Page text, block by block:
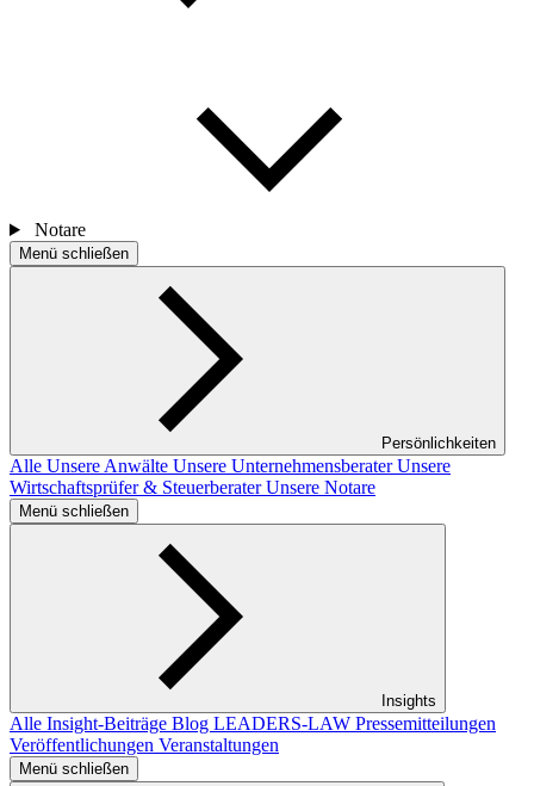
Notare
Menü schließen
Persönlichkeiten
Alle Unsere Anwälte Unsere UnternehmensberaterUnsere
Wirtschaftsprüfer & SteuerberaterUnsere Notare
Menü schließen
Insights
Alle Insight-Beiträge Blog LEADERS-LAW Pressemitteilungen
Veröffentlichungen Veranstaltungen
Menü schließen